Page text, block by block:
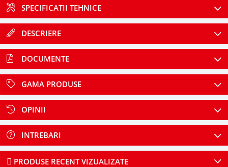
SPECIFICATII TEHNICE
DESCRIERE
DOCUMENTE
GAMA PRODUSE
OPINII
INTREBARI
PRODUSE RECENT VIZUALIZATE